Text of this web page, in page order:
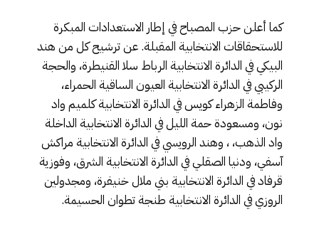
كما أعلن حزب المصباح في إطار الاستعدادات المبكرة
للاستحقاقات الانتخابية المقبلة. عن ترشيح كل من هند
البيكي في الدائرة الانتخابية الرباط سلا القنيطرة، والحجة
الركيبي في الدائرة الانتخابية العيون الساقية الحمراء،
وفاطمة الزهراء كويس في الدائرة الانتخابية كلميم واد
نون، ومسعودة حمة الليل في الدائرة الانتخابية الداخلة
واد الذهب، ، وهند الرويسي في الدائرة الانتخابية مراكش
آسفي، ودنيا الصقلي في الدائرة الانتخابية الشرق، وفوزية
قرفاد في الدائرة الانتخابية بني ملال خنيفرة، ومجدولين
الروزي في الدائرة الانتخابية طنجة تطوان الحسيمة.